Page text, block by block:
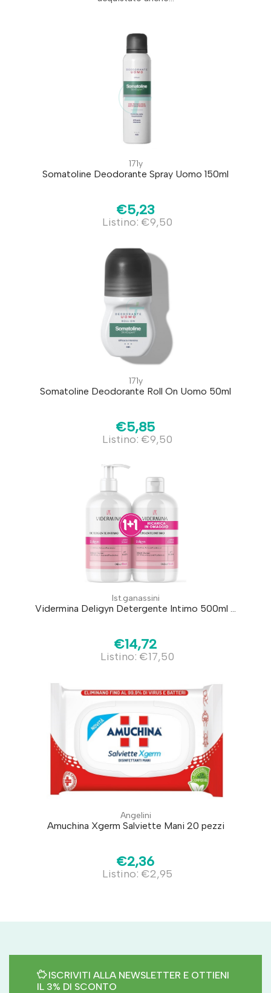
171y
Somatoline Deodorante Spray Uomo 150ml
€5,23
Listino: €9,50
171y
Somatoline Deodorante Roll On Uomo 50ml
€5,85
Listino: €9,50
Ist.ganassini
Vidermina Deligyn Detergente Intimo 500ml ...
€14,72
Listino: €17,50
Angelini
Amuchina Xgerm Salviette Mani 20 pezzi
€2,36
Listino: €2,95
ISCRIVITI ALLA NEWSLETTER E OTTIENI
IL 3% DI SCONTO